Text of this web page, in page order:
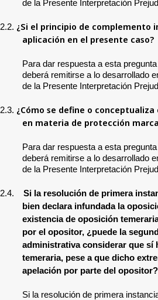
de la Presente Interpretación
2.2. ¿Si el principio de complemento
aplicación en el presente caso?
Para dar respuesta a esta
deberá remitirse a lo desarrollado
de la Presente Interpretación
2.3. ¿Cómo se define o
en materia de protección
Para dar respuesta a esta
deberá remitirse a lo desarrollado
de la Presente Interpretación
2.4.
Si la resolución de primera
bien declara infundada la
existencia de oposición
por el opositor, ¿puede la
administrativa considerar que sí
temeraria, pese a que dicho
apelación por parte del opositor?
Si la resolución de primera